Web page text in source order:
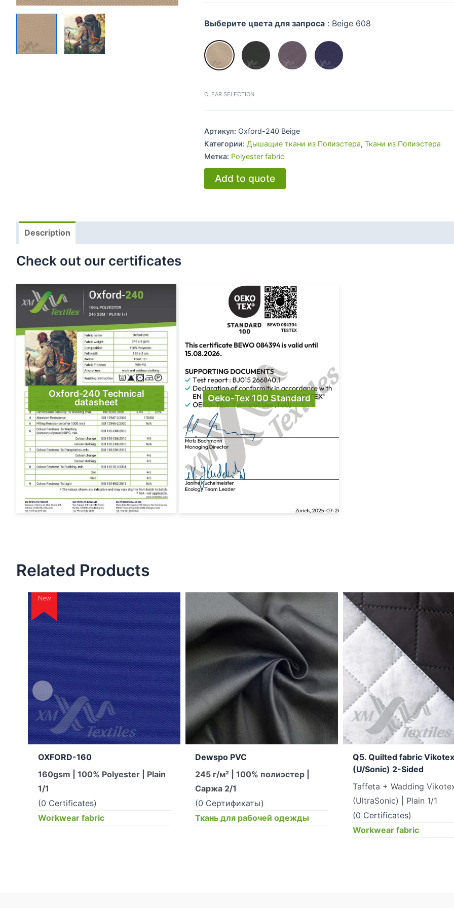
Выберите цвета для запроса : Beige 608
CLEAR SELECTION
Артикул: Oxford-240 Beige
Категории: Дышащие ткани из Полиэстера,Ткани из Полиэстера
Метка: Polyester fabric
Add to quote
Description
Check out our certificates
Oxford-240 Technical
datasheet
Oeko-Tex 100 Standard
Related Products
New
OXFORD-160
160gsm | 100% Polyester | Plain
1/1
(0 Certificates)
Workwear fabric
Dewspo PVC
245 г/м² | 100% полиэстер |
Саржа 2/1
(0 Сертификаты)
Ткань для рабочей одежды
Q5. Quilted fabric
(U/Sonic) 2-Sided
Taffeta + Wadding
(UltraSonic) | Plain 1/1
(0 Certificates)
Workwear fabric